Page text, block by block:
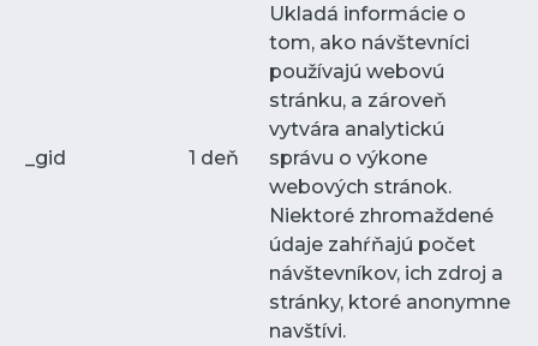
_gid 1 deň
Ukladá informácie o
tom, ako návštevníci
používajú webovú
stránku, a zároveň
vytvára analytickú
správu o výkone
webových stránok.
Niektoré zhromaždené
údaje zahŕňajú počet
návštevníkov, ich zdroj a
stránky, ktoré anonymne
navštívi.